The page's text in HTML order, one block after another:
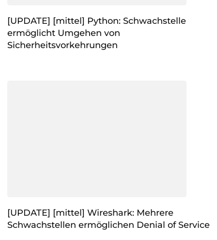
[UPDATE] [mittel] Python: Schwachstelle
ermöglicht Umgehen von
Sicherheitsvorkehrungen
[UPDATE] [mittel] Wireshark: Mehrere
Schwachstellen ermöglichen Denial of Service